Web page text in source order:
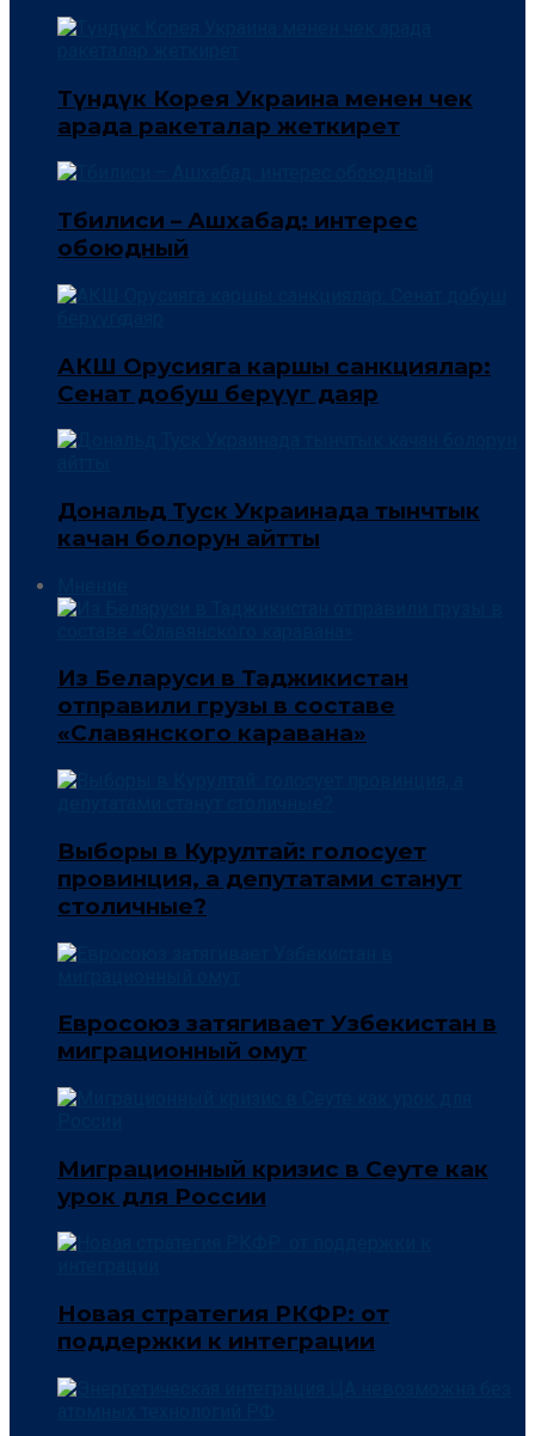
Түндүк Корея Украина менен чек
арада ракеталар жеткирет
Тбилиси – Ашхабад: интерес
обоюдный
АКШ Орусияга каршы санкциялар:
Сенат добуш берүүгө даяр
Дональд Туск Украинада тынчтык
качан болорун айтты
Из Беларуси в Таджикистан
отправили грузы в составе
«Славянского каравана»
Выборы в Курултай: голосует
провинция, а депутатами станут
столичные?
Евросоюз затягивает Узбекистан в
миграционный омут
Миграционный кризис в Сеуте как
урок для России
Новая стратегия РКФР: от
поддержки к интеграции